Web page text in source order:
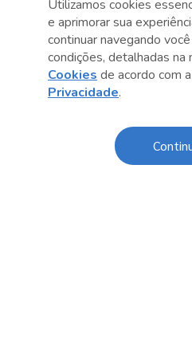
Central de Relacionamento
Transparência
Código de Conduta e Ética
Utilizamos cookies
e aprimorar sua
continuar navegando
condições, detalhadas na
Cookies de acordo com
Privacidade.